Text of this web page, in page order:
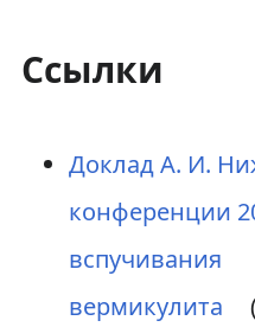
Ссылки
Доклад А. И.
конференции
вспучивания
вермикулита